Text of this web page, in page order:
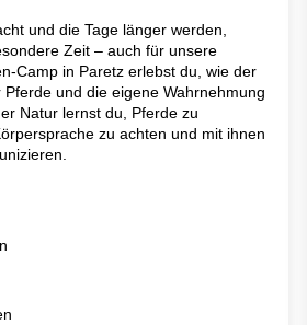
und die Tage länger werden,
Zeit – auch für unsere
Camp in Paretz erlebst du, wie der
und die eigene Wahrnehmung
Natur lernst du, Pferde zu
zu achten und mit ihnen